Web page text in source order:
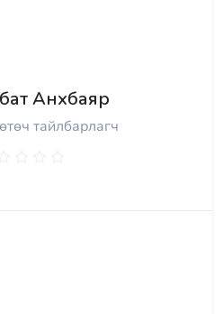
Анхбаяр
тайлбарлагч